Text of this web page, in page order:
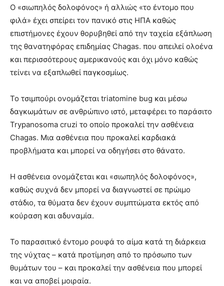
Ο «σιωπηλός δολοφόνος» ή αλλιώς «το έντομο που
φιλά» έχει σπείρει τον πανικό στις ΗΠΑ καθώς
επιστήμονες έχουν θορυβηθεί από την ταχεία εξάπλωση
της θανατηφόρας επιδημίας Chagas. που απειλεί ολοένα
και περισσότερους αμερικανούς και όχι μόνο καθώς
τείνει να εξαπλωθεί παγκοσμίως.
Το τσιμπούρι ονομάζεται triatomine bug και μέσω
δαγκωμάτων σε ανθρώπινο ιστό, μεταφέρει το παράσιτο
Trypanosoma cruzi το οποίο προκαλεί την ασθένεια
Chagas. Μια ασθένεια που προκαλεί καρδιακά
προβλήματα και μπορεί να οδηγήσει στο θάνατο.
Η ασθένεια ονομάζεται και «σιωπηλός δολοφόνος»,
καθώς συχνά δεν μπορεί να διαγνωστεί σε πρώιμο
στάδιο, τα θύματα δεν έχουν συμπτώματα εκτός από
κούραση και αδυναμία.
Το παρασιτικό έντομο ρουφά το αίμα κατά τη διάρκεια
της νύχτας – κατά προτίμηση από το πρόσωπο των
θυμάτων του – και προκαλεί την ασθένεια που μπορεί
και να αποβεί μοιραία.